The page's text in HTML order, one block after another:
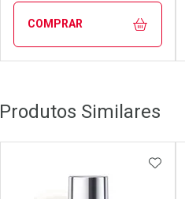
COMPRAR
Laboratório
Por Menos
Produtos Similares